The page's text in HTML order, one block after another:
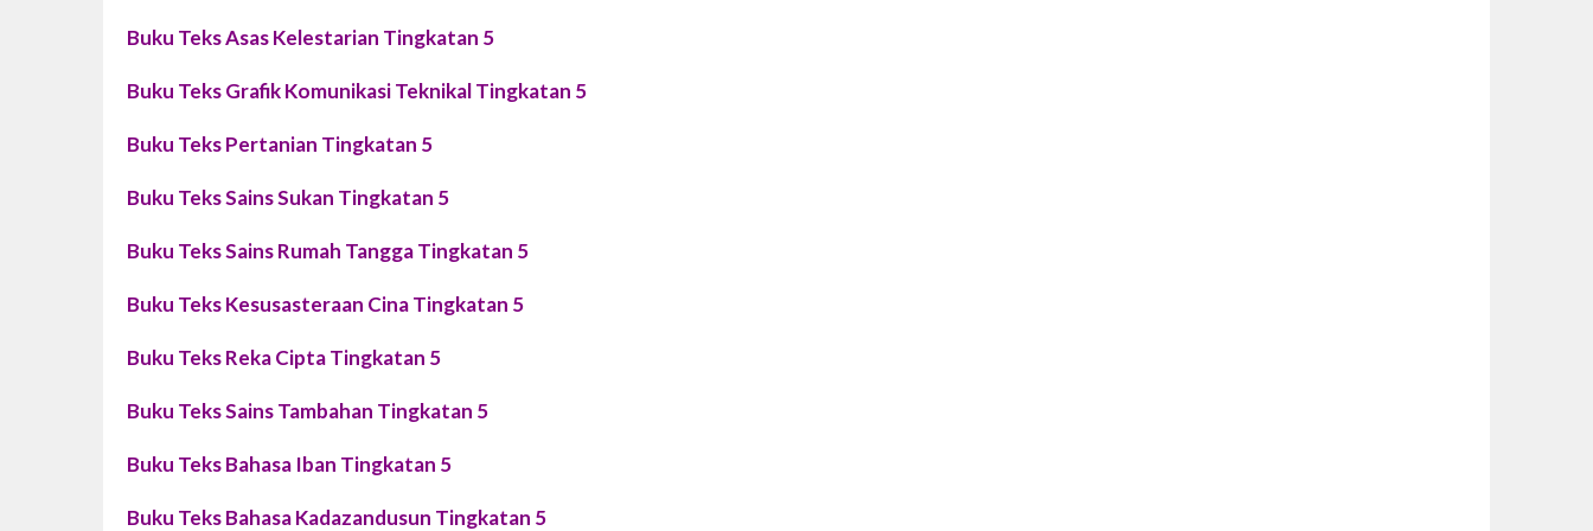
Buku Teks Asas Kelestarian Tingkatan 5
Buku Teks Grafik Komunikasi Teknikal Tingkatan 5
Buku Teks Pertanian Tingkatan 5
Buku Teks Sains Sukan Tingkatan 5
Buku Teks Sains Rumah Tangga Tingkatan 5
Buku Teks Kesusasteraan Cina Tingkatan 5
Buku Teks Reka Cipta Tingkatan 5
Buku Teks Sains Tambahan Tingkatan 5
Buku Teks Bahasa Iban Tingkatan 5
Buku Teks Bahasa Kadazandusun Tingkatan 5